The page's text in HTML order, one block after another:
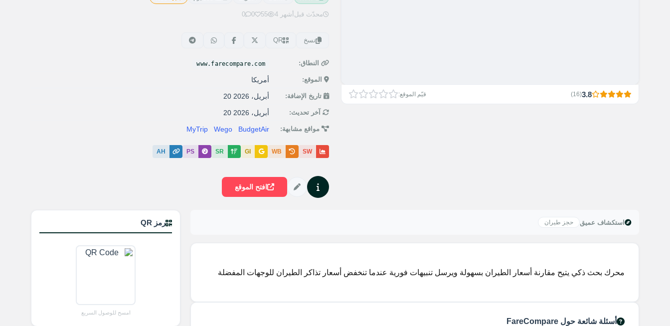
3.8
(
16
) قيّم الموقع:
محدّث قبل 4 أشهر 55
0
0
نسخ QR
النطاق: www.farecompare.com
الموقع: أمريكا
تاريخ الإضافة: 20 أبريل، 2026
آخر تحديث: 20 أبريل، 2026
مواقع مشابهة: MyTrip Wego BudgetAir
SW
WB
GI
SR
PS
AH
افتح الموقع
استكشاف عميق حجز طيران
محرك بحث ذكي يتيح مقارنة أسعار الطيران بسهولة ويرسل تنبيهات فورية عندما تنخفض أسعار تذاكر الطيران للوجهات المفضلة
أسئلة شائعة حول FareCompare
رمز QR
امسح للوصول السريع